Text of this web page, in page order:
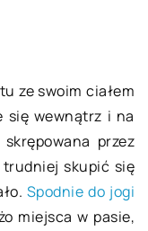
ze swoim ciałem
się wewnątrz i na
przez
trudniej skupić się
Spodnie do jogi
miejsca w pasie,